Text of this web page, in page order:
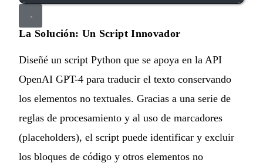
La Solución: Un Script Innovador
Diseñé un script Python que se apoya en la API
OpenAI GPT-4 para traducir el texto conservando
los elementos no textuales. Gracias a una serie de
reglas de procesamiento y al uso de marcadores
(placeholders), el script puede identificar y excluir
los bloques de código y otros elementos no